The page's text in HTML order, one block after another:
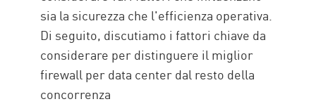
sia la sicurezza che l'efficienza operativa.
Di seguito, discutiamo i fattori chiave da
considerare per distinguere il miglior
firewall per data center dal resto della
concorrenza